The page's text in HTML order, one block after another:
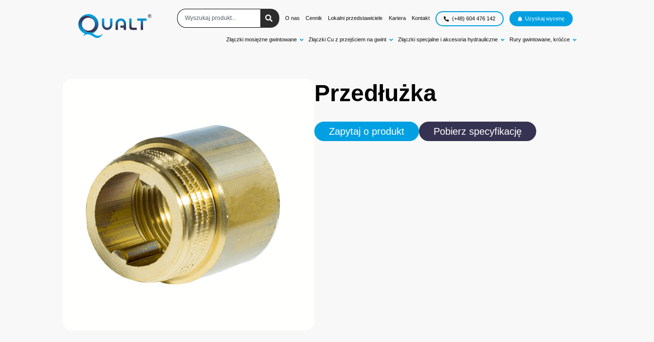
O nas Cennik Lokalni przedstawiciele Kariera Kontakt (+48) 604 476 142 Uzyskaj wycenę
Złączki mosiężne gwintowane Złączki Cu z przejściem na gwint Złączki specjalne i akcesoria hydrauliczne Rury gwintowane, króćce
Przedłużka
Zapytaj o produkt Pobierz specyfikację